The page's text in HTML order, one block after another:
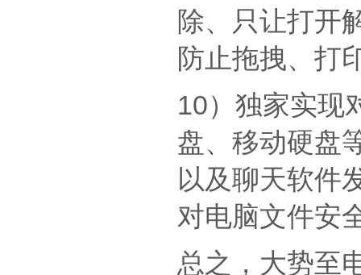
除、只让打开
防止拖拽、打
10）独家实现
盘、移动硬盘
以及聊天软件
对电脑文件安
总之，大势至